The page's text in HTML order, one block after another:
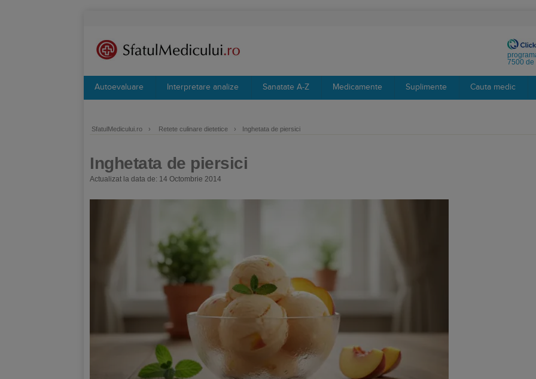
7500 de
Autoevaluare Interpretare analize Sanatate A-Z Medicamente Suplimente Cauta medic
SfatulMedicului.ro › Retete culinare dietetice › Inghetata de piersici
Inghetata de piersici
Actualizat la data de: 14 Octombrie 2014